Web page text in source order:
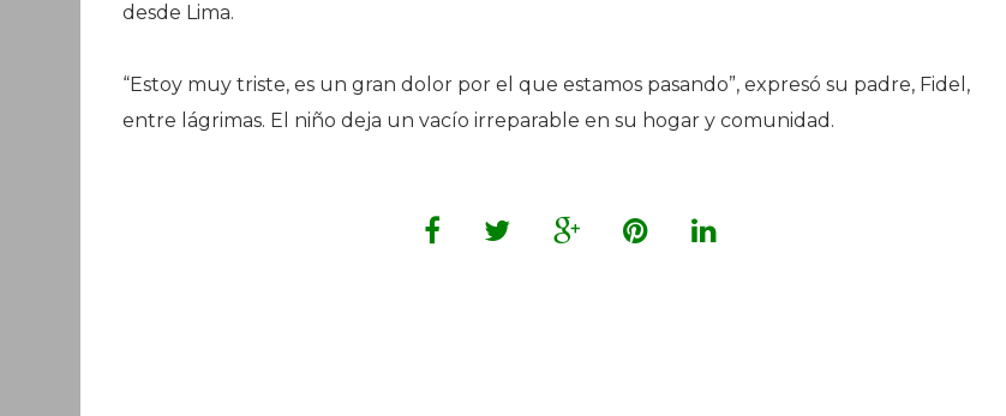
desde Lima.
“Estoy muy triste, es un gran dolor por el que estamos pasando”, expresó su padre, Fidel,
entre lágrimas. El niño deja un vacío irreparable en su hogar y comunidad.